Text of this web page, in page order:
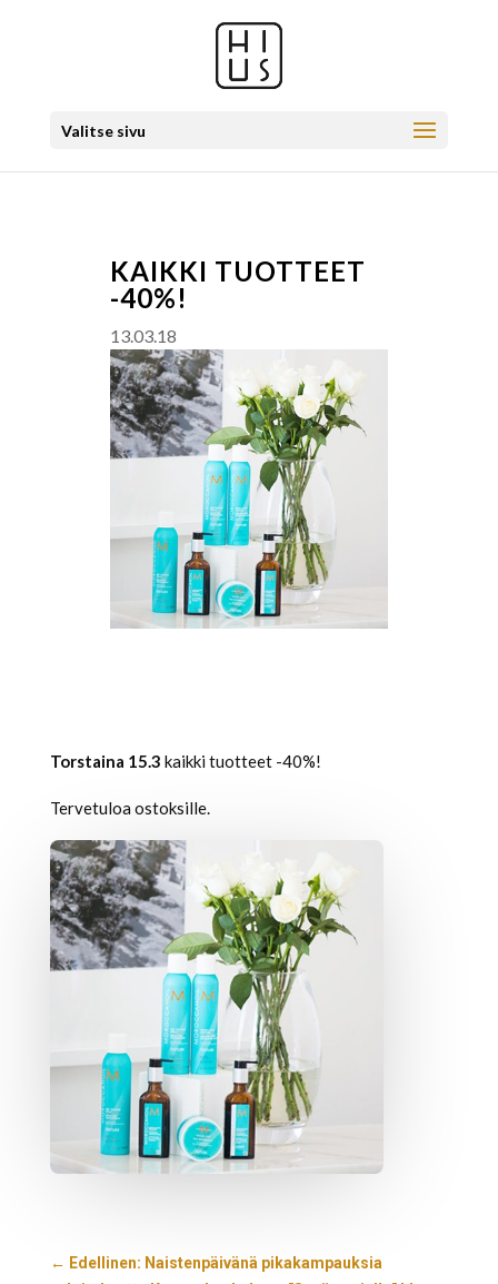
Valitse sivu
KAIKKI TUOTTEET
-40%!
13.03.18
Torstaina 15.3 kaikki tuotteet -40%!
Tervetuloa ostoksille.
← Edellinen: Naistenpäivänä pikakampauksia